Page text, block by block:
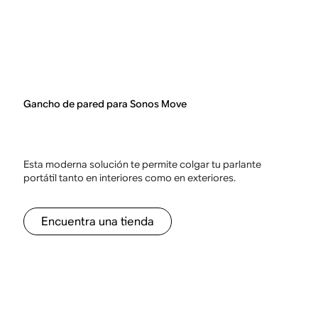
Gancho de pared para Sonos Move
Esta moderna solución te permite colgar tu parlante
portátil tanto en interiores como en exteriores.
Encuentra una tienda